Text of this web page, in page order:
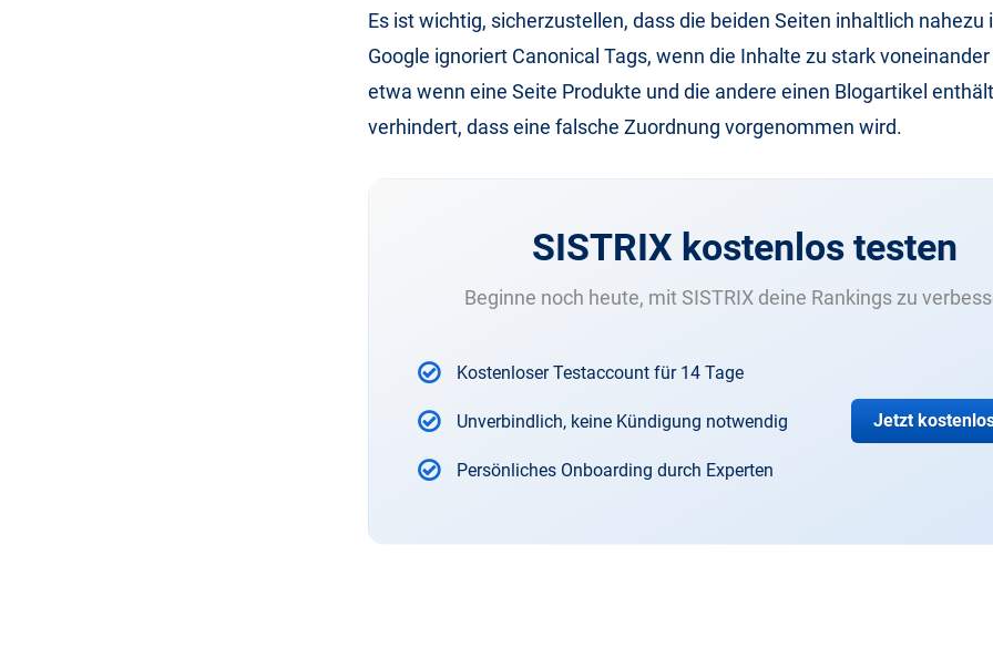
Es ist wichtig, sicherzustellen, dass die beiden Seiten inhaltlich nahezu
Google ignoriert Canonical Tags, wenn die Inhalte zu stark
etwa wenn eine Seite Produkte und die andere einen Blogartikel
verhindert, dass eine falsche Zuordnung vorgenommen wird.
SISTRIX kostenlos testen
Beginne noch heute, mit SISTRIX deine Rankings zu
Kostenloser Testaccount für 14 Tage
Unverbindlich, keine Kündigung notwendig
Persönliches Onboarding durch Experten
Jetzt